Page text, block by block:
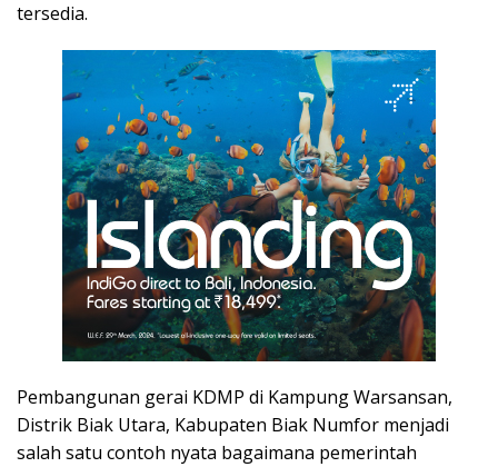
tersedia.
Pembangunan gerai KDMP di Kampung Warsansan,
Distrik Biak Utara, Kabupaten Biak Numfor menjadi
salah satu contoh nyata bagaimana pemerintah